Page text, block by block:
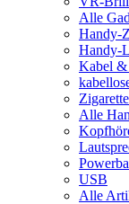
Alle
Handy-
Handy-
Kabel &
Alle
USB
Alle